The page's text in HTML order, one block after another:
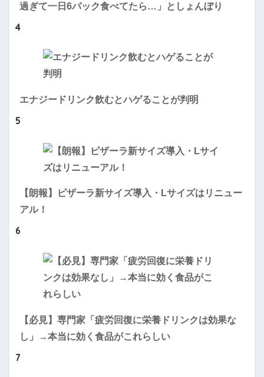
過ぎて一日6パック食べてたら…」としょんぼり
4
エナジードリンク飲むとハゲることが判明
5
【朗報】ピザーラ新サイズ導入・Lサイズはリニュー
アル！
6
【必見】専門家「疲労回復に栄養ドリンクは効果な
し」→本当に効く食品がこれらしい
7